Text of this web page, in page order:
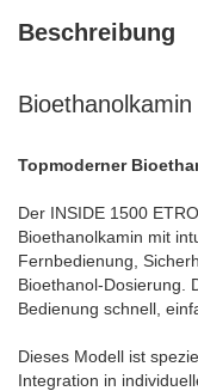
Beschreibung
Topmoderner
Der INSIDE 1500
Bioethanolkamin mit
Fernbedienung,
Bioethanol-Dosierung.
Bedienung schnell,
Dieses Modell ist
Integration in